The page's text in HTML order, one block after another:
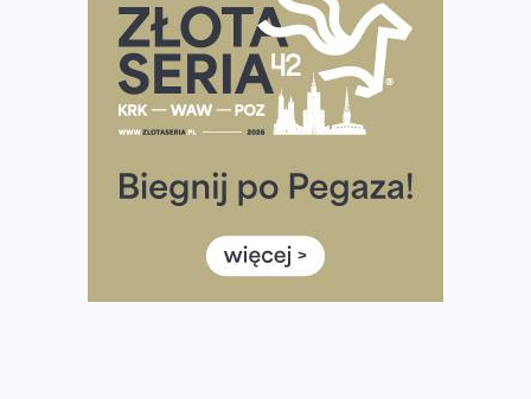
Największy Bieg Powstania Warszawskiego w historii.
Ponad 12 tysięcy uczestników pobiegło dla Bohaterów!
Tętno vs tempo – czym kierować się w bieganiu?
Co ma dużo białka? Produkty, które warto włączyć do
Rozbiegany Olsztyn szykuje się na weekend z
Już w tę sobotę 35. Bieg Powstania Warszawskiego.
Wystartuje rekordowa liczba uczestników